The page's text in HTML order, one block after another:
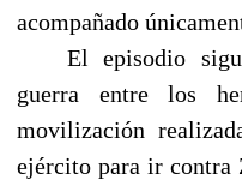
acompañado
El episodio
guerra entre los
movilización
ejército para ir contra